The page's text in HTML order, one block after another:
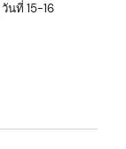
นที่ 15-16